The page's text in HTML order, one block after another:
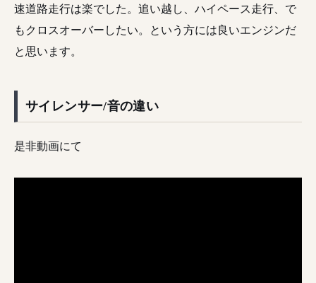
速道路走行は楽でした。追い越し、ハイペース走行、で
もクロスオーバーしたい。という方には良いエンジンだ
と思います。
サイレンサー/音の違い
是非動画にて